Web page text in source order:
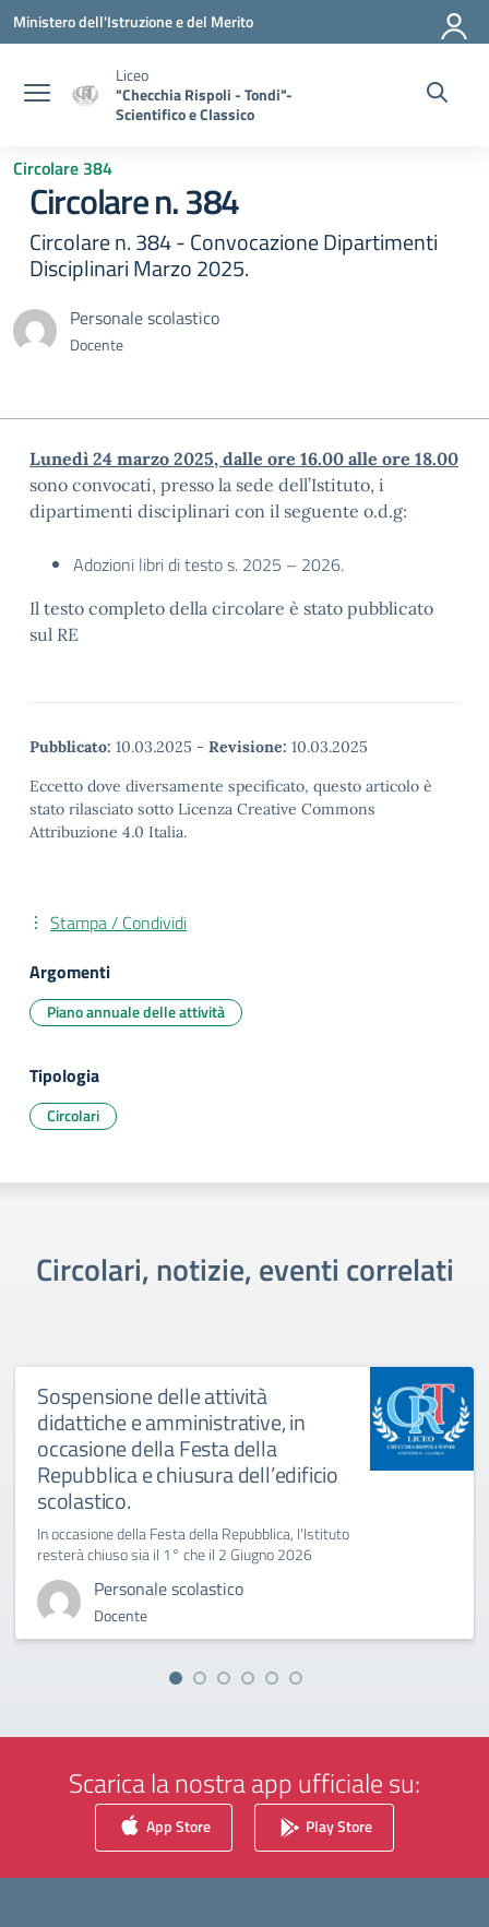
Vai ai contenuti
Vai al menu di navigazione
Vai al footer
Ministero dell'Istruzione e del Merito
Liceo
"Checchia Rispoli - Tondi"-
Scientifico e Classico
Circolare 384
Circolare n. 384
Circolare n. 384 - Convocazione Dipartimenti
Disciplinari Marzo 2025.
Personale scolastico
Docente
Lunedì 24 marzo 2025, dalle ore 16.00 alle ore 18.00
sono convocati, presso la sede dell’Istituto, i
dipartimenti disciplinari con il seguente o.d.g:
Adozioni libri di testo s. 2025 – 2026.
Il testo completo della circolare è stato pubblicato
sul RE
Pubblicato: 10.03.2025 - Revisione: 10.03.2025
Eccetto dove diversamente specificato, questo articolo è
stato rilasciato sotto Licenza Creative Commons
Attribuzione 4.0 Italia.
Stampa / Condividi
Argomenti
Piano annuale delle attività
Tipologia
Circolari
Circolari, notizie, eventi correlati
Sospensione delle attività
didattiche e amministrative, in
occasione della Festa della
Repubblica e chiusura dell’edificio
scolastico.
In occasione della Festa della Repubblica, l'Istituto
resterà chiuso sia il 1° che il 2 Giugno 2026
Personale scolastico
Docente
Scarica la nostra app ufficiale su:
App Store Play Store